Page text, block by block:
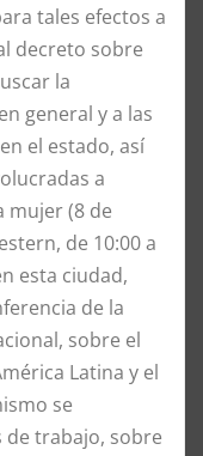
tales efectos a
decreto sobre
la
general y a las
el estado, así
a
mujer (8 de
de 10:00 a
esta ciudad,
de la
sobre el
Latina y el
se
de trabajo, sobre